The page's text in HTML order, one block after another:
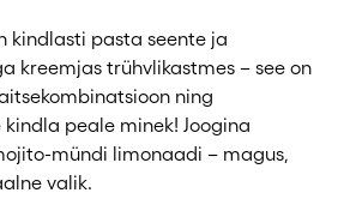
kindlasti pasta seente ja
kreemjas trühvlikastmes – see on
ning
peale minek! Joogina
mündi limonaadi – magus,
valik.